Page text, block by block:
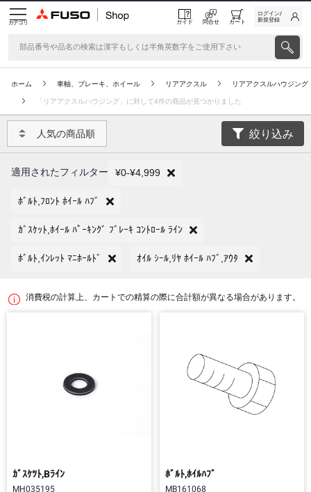
カテゴリ ガイド 問合せ カート
ログイン/
新規登録
ホーム 車軸、ブレーキ、ホイール リアアクスル リアアクスルハウジング
「リアアクスルハウジング」に対して4件の商品が見つかりました
人気の商品順 絞り込み
適用されたフィルター ¥0-¥4,999
ﾎﾞﾙﾄ,ﾌﾛﾝﾄ ﾎｲｰﾙ ﾊﾌﾞ
ｶﾞｽｹｯﾄ,ﾎｲｰﾙ ﾊﾟｰｷﾝｸﾞ ﾌﾞﾚｰｷ ｺﾝﾄﾛｰﾙ ﾗｲﾝ
ﾎﾞﾙﾄ,ｲﾝﾚｯﾄ ﾏﾆﾎｰﾙﾄﾞ ｵｲﾙ ｼｰﾙ,ﾘﾔ ﾎｲｰﾙ ﾊﾌﾞ,ｱｳﾀ
消費税の計算上、カートでの精算の際に合計額が異なる場合があります。
ｶﾞｽｹﾂﾄ,Bﾗｲﾝ
MH035195
ﾎﾞﾙﾄ,ﾎｲﾙﾊﾌﾞ
MB161068